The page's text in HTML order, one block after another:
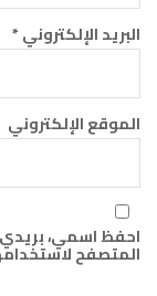
البريد الإلكتروني*
الموقع الإلكتروني
احفظ اسمي، بريدي
المتصفح